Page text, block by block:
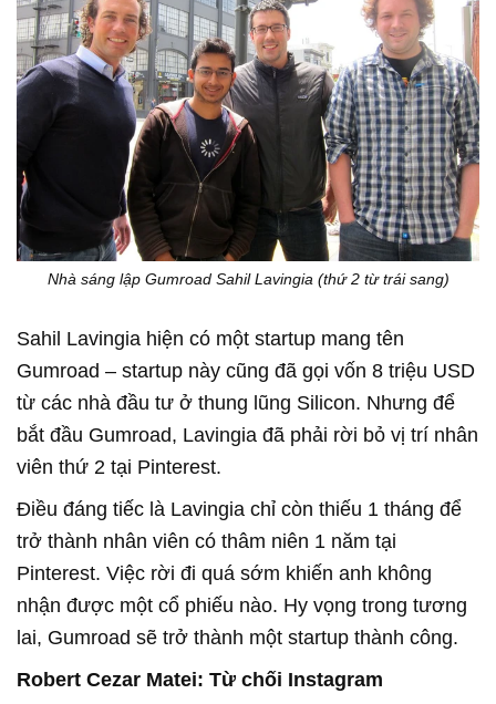
Nhà sáng lập Gumroad Sahil Lavingia (thứ 2 từ trái sang)
Sahil Lavingia hiện có một startup mang tên
Gumroad – startup này cũng đã gọi vốn 8 triệu USD
từ các nhà đầu tư ở thung lũng Silicon. Nhưng để
bắt đầu Gumroad, Lavingia đã phải rời bỏ vị trí nhân
viên thứ 2 tại Pinterest.
Điều đáng tiếc là Lavingia chỉ còn thiếu 1 tháng để
trở thành nhân viên có thâm niên 1 năm tại
Pinterest. Việc rời đi quá sớm khiến anh không
nhận được một cổ phiếu nào. Hy vọng trong tương
lai, Gumroad sẽ trở thành một startup thành công.
Robert Cezar Matei: Từ chối Instagram